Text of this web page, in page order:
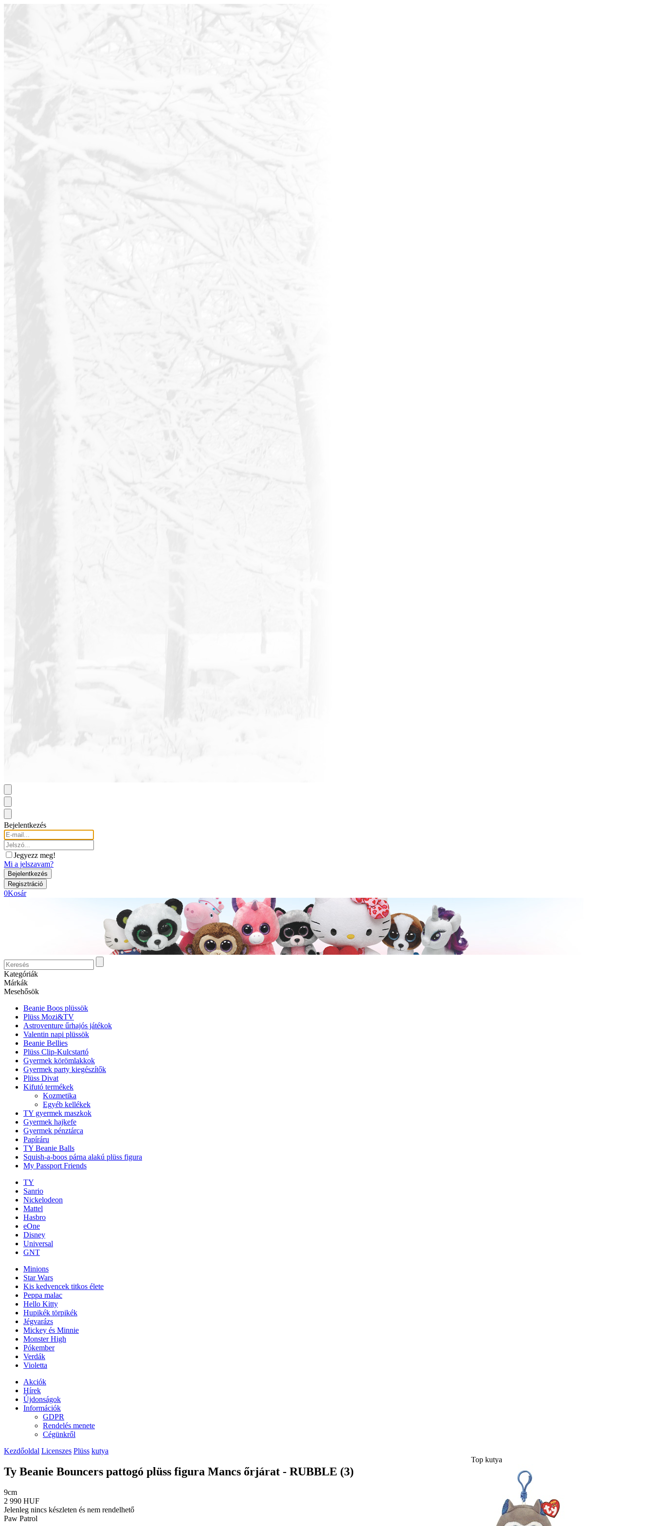
Bejelentkezés
Jegyezz meg!
Mi a jelszavam?
0Kosár
Kategóriák
Márkák
Mesehősök
Beanie Boos plüssök
Plüss Mozi&TV
Astroventure űrhajós játékok
Valentin napi plüssök
Beanie Bellies
Plüss Clip-Kulcstartó
Gyermek körömlakkok
Gyermek party kiegészítők
Plüss Divat
Kifutó termékek
Kozmetika
Egyéb kellékek
TY gyermek maszkok
Gyermek hajkefe
Gyermek pénztárca
Papíráru
TY Beanie Balls
Squish-a-boos párna alakú plüss figura
My Passport Friends
TY
Sanrio
Nickelodeon
Mattel
Hasbro
eOne
Disney
Universal
GNT
Minions
Star Wars
Kis kedvencek titkos élete
Peppa malac
Hello Kitty
Hupikék törpikék
Jégvarázs
Mickey és Minnie
Monster High
Pókember
Verdák
Violetta
Akciók
Hírek
Újdonságok
Információk
GDPR
Rendelés menete
Cégünkről
Kezdőoldal Licenszes Plüss kutya
Ty Beanie Bouncers pattogó plüss figura Mancs őrjárat - RUBBLE (3)
9cm
2 990 HUF
Jelenleg nincs készleten és nem rendelhető
Paw Patrol
Top kutya